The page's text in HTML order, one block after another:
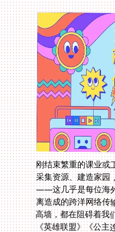
刚结束繁重的课业或
采集资源、建造家园
——这几乎是每位海
离造成的跨洋网络传
高墙，都在阻碍着
《英雄联盟》《公